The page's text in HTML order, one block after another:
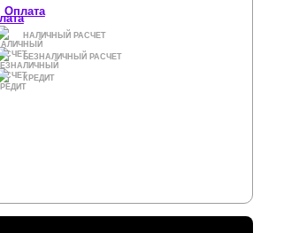
Оплата
НАЛИЧНЫЙ РАСЧЕТ
БЕЗНАЛИЧНЫЙ РАСЧЕТ
КРЕДИТ